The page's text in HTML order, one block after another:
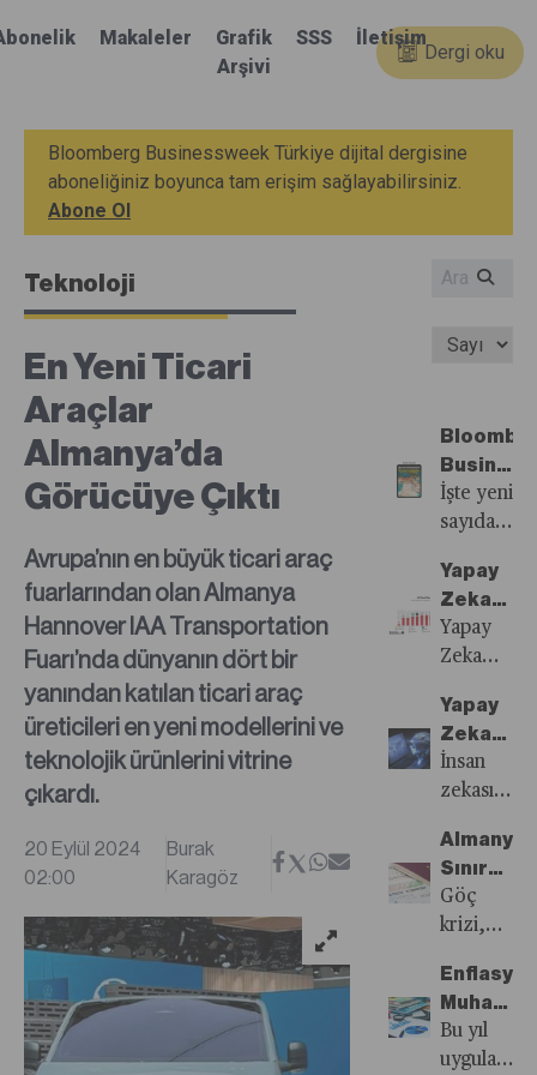
Makaleler
Grafik
Arşivi
SSS İletişim
Dergi oku
Bloomberg Businessweek Türkiye dijital dergisine
aboneliğiniz boyunca tam erişim sağlayabilirsiniz.
Abone Ol
Teknoloji
En Yeni Ticari
Araçlar
Almanya’da
Görücüye Çıktı
Avrupa’nın en büyük ticari araç
fuarlarından olan Almanya
Hannover IAA Transportation
Fuarı’nda dünyanın dört bir
yanından katılan ticari araç
üreticileri en yeni modellerini ve
teknolojik ürünlerini vitrine
çıkardı.
20 Eylül 2024
02:00
Burak
Karagöz
48.
Yayında!
İşte yeni
sayıdan
çıkanlar...
Yapay
Zeka
IQ
Sonucu
Yapay
Zeka
IQ Testi
Sonucu
Yapay
Zeka
ve
İnsan
İşbirliği
mi,
Rekabet
mi?
İnsan
zekası
yapay
zeka
arasındaki
dengeyi
kurabilen
şirketler,
dijital
devrimde
Sınır
Getirir
mi?
Göç
krizi,
endişeleri
ve
yaklaşan
seçimler
Enflasyon
Törpüledi
Bu yıl